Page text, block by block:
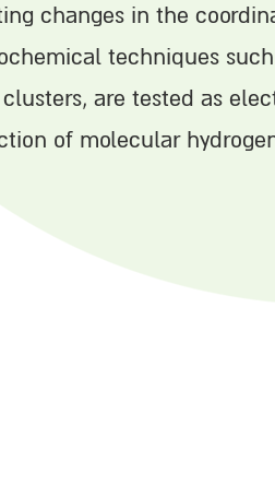
changes in the
techniques
are tested as
of molecular